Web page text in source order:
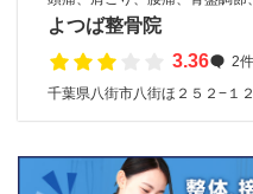
よつば整骨院
3.36
2件
千葉県八街市八街ほ２５２−１２